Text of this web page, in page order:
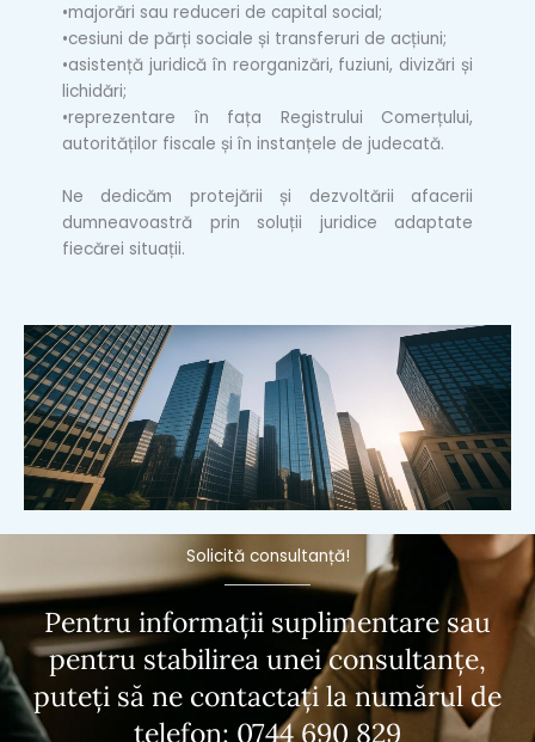
•majorări sau reduceri de capital social;
•cesiuni de părți sociale și transferuri de acțiuni;
•asistență juridică în reorganizări, fuziuni, divizări și
lichidări;
•reprezentare în fața Registrului Comerțului,
autorităților fiscale și în instanțele de judecată.
Ne dedicăm protejării și dezvoltării afacerii
dumneavoastră prin soluții juridice adaptate
fiecărei situații.
Solicită consultanță!
Pentru informații suplimentare sau
pentru stabilirea unei consultanțe,
puteți să ne contactați la numărul de
telefon: 0744 690 829